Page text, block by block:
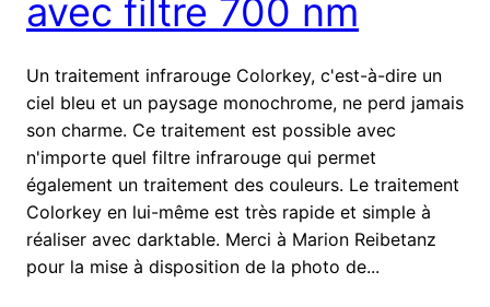
avec filtre 700 nm
Un traitement infrarouge Colorkey, c'est-à-dire un
ciel bleu et un paysage monochrome, ne perd jamais
son charme. Ce traitement est possible avec
n'importe quel filtre infrarouge qui permet
également un traitement des couleurs. Le traitement
Colorkey en lui-même est très rapide et simple à
réaliser avec darktable. Merci à Marion Reibetanz
pour la mise à disposition de la photo de...